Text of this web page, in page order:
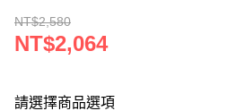
NT$2,580
NT$2,064
請選擇商品選項